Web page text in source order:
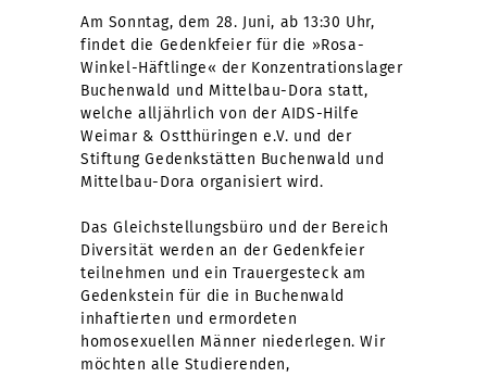
Am Sonntag, dem 28. Juni, ab 13:30 Uhr,
findet die Gedenkfeier für die »Rosa-
Winkel-Häftlinge« der Konzentrationslager
Buchenwald und Mittelbau-Dora statt,
welche alljährlich von der AIDS-Hilfe
Weimar & Ostthüringen e.V. und der
Stiftung Gedenkstätten Buchenwald und
Mittelbau-Dora organisiert wird.
Das Gleichstellungsbüro und der Bereich
Diversität werden an der Gedenkfeier
teilnehmen und ein Trauergesteck am
Gedenkstein für die in Buchenwald
inhaftierten und ermordeten
homosexuellen Männer niederlegen. Wir
möchten alle Studierenden,